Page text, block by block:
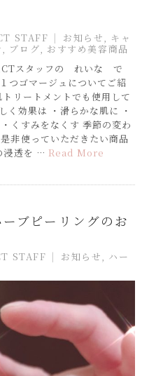
STAFF お知らせ, キャ
, ブログ, おすすめ美容商品
スタッフの れいな で
つゴマージュについてご紹
リートメントでも使用して
効果は ・滑らかな肌に ・
くすみをなくす 季節の変わ
非使っていただきたい商品
浸透を … Read More
ブピーリングのお
STAFF お知らせ, ハー